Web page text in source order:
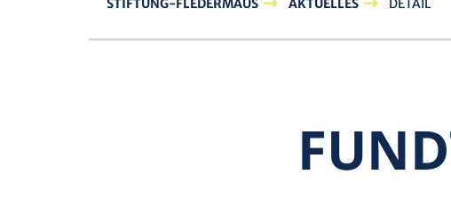
STIFTUNG-FLEDERMAUS AKTUELLES DETAIL